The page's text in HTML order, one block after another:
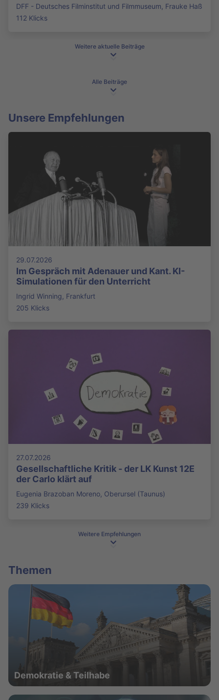
DFF - Deutsches Filminstitut und Filmmuseum, Frauke Haß
112 Klicks
Weitere aktuelle Beiträge
Alle Beiträge
Unsere Empfehlungen
29.07.2026
Im Gespräch mit Adenauer und Kant. KI-
Simulationen für den Unterricht
Ingrid Winning, Frankfurt
205 Klicks
27.07.2026
Gesellschaftliche Kritik - der LK Kunst 12E
der Carlo klärt auf
Eugenia Brazoban Moreno, Oberursel (Taunus)
239 Klicks
Weitere Empfehlungen
Themen
Demokratie & Teilhabe